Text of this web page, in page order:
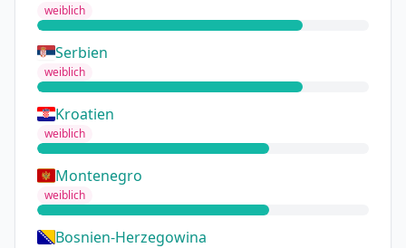
weiblich
Serbien
weiblich
Kroatien
weiblich
Montenegro
weiblich
Bosnien-Herzegowina